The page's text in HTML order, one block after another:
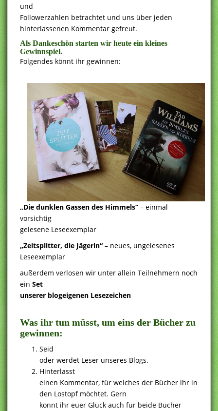
und
Followerzahlen betrachtet und uns über jeden
hinterlassenen Kommentar gefreut.
Als Dankeschön starten wir heute ein kleines
Gewinnspiel.
Folgendes könnt ihr gewinnen:
„Die dunklen Gassen des Himmels“ – einmal
vorsichtig
gelesene Leseexemplar
„Zeitsplitter, die Jägerin“ – neues, ungelesenes
Leseexemplar
außerdem verlosen wir unter allein Teilnehmern noch
ein Set
unserer blogeigenen Lesezeichen
Was ihr tun müsst, um eins der Bücher zu
gewinnen:
Seid
oder werdet Leser unseres Blogs.
Hinterlasst
einen Kommentar, für welches der Bücher ihr in
den Lostopf möchtet. Gern
könnt ihr euer Glück auch für beide Bücher